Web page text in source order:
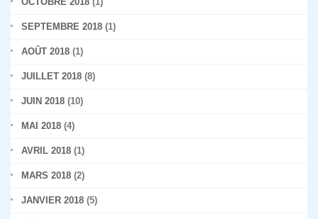
SEPTEMBRE 2018 (1)
AOÛT 2018 (1)
JUILLET 2018 (8)
JUIN 2018 (10)
MAI 2018 (4)
AVRIL 2018 (1)
MARS 2018 (2)
JANVIER 2018 (5)